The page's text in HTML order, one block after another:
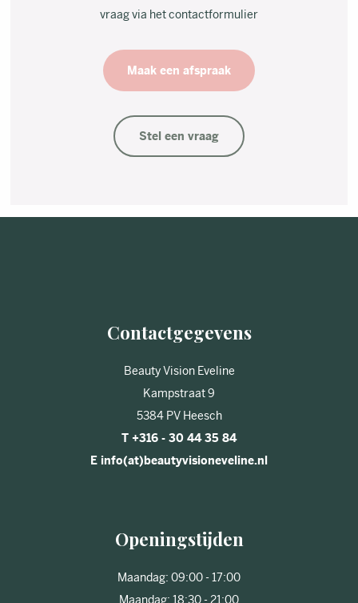
vraag via het contactformulier
Maak een afspraak
Stel een vraag
Contactgegevens
Beauty Vision Eveline
Kampstraat 9
5384 PV Heesch
T +316 - 30 44 35 84
E info(at)beautyvisioneveline.nl
Openingstijden
Maandag: 09:00 - 17:00
Maandag: 18:30 - 21:00